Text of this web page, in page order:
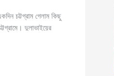
চট্টগ্রাম গেলাম কিছু
দুলাভাইয়ের